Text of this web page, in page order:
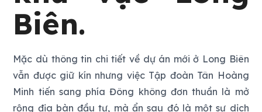
Biên.
Mặc dù thông tin chi tiết về dự án mới ở Long Biên
vẫn được giữ kín nhưng việc Tập đoàn Tân Hoàng
Minh tiến sang phía Đông không đơn thuần là mở
rộng địa bàn đầu tư, mà ẩn sau đó là một sự dịch